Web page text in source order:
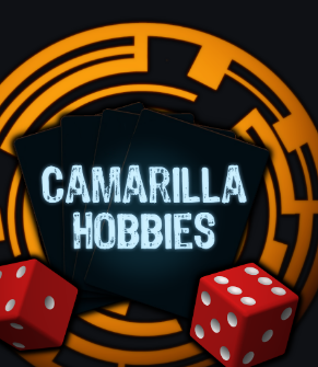
Prowling
Mostrar stock de
COMPARTIR ESTE PRODUCTO